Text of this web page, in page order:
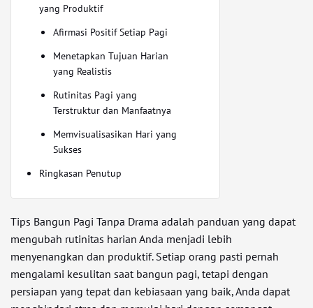
yang Produktif
Afirmasi Positif Setiap Pagi
Menetapkan Tujuan Harian
yang Realistis
Rutinitas Pagi yang
Terstruktur dan Manfaatnya
Memvisualisasikan Hari yang
Sukses
Ringkasan Penutup
Tips Bangun Pagi Tanpa Drama adalah panduan yang dapat
mengubah rutinitas harian Anda menjadi lebih
menyenangkan dan produktif. Setiap orang pasti pernah
mengalami kesulitan saat bangun pagi, tetapi dengan
persiapan yang tepat dan kebiasaan yang baik, Anda dapat